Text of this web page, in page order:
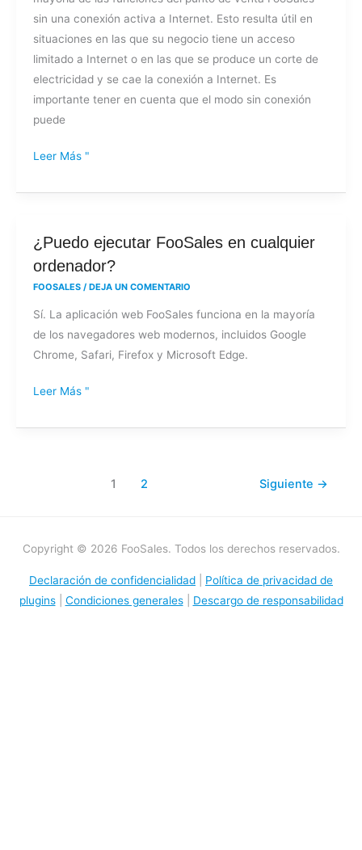
sin una conexión activa a Internet. Esto resulta útil en
situaciones en las que su negocio tiene un acceso
limitado a Internet o en las que se produce un corte de
electricidad y se cae la conexión a Internet. Es
importante tener en cuenta que el modo sin conexión
puede
Leer Más "
¿Puedo ejecutar FooSales en cualquier
ordenador?
FOOSALES / DEJA UN COMENTARIO
Sí. La aplicación web FooSales funciona en la mayoría
de los navegadores web modernos, incluidos Google
Chrome, Safari, Firefox y Microsoft Edge.
¿Puedo
ejecutar
FooSales
cualquier
ordenador?
Leer Más "
1 2 Siguiente →
Copyright © 2026 FooSales. Todos los derechos reservados.
Declaración de confidencialidad
Política de privacidad de
plugins| Condiciones generales| Descargo de responsabilidad